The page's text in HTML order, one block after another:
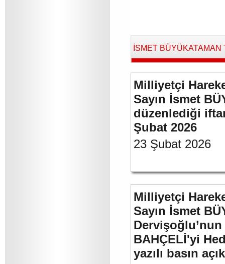
İSMET BÜYÜKATAMAN
Milliyetçi
Sayın İsmet
düzenlediği
Şubat 2026
23 Şubat 2026
Milliyetçi
Sayın İsmet
Dervişoğlu’nun
BAHÇELİ'yi
yazılı basın